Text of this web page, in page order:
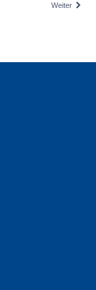
Weiter